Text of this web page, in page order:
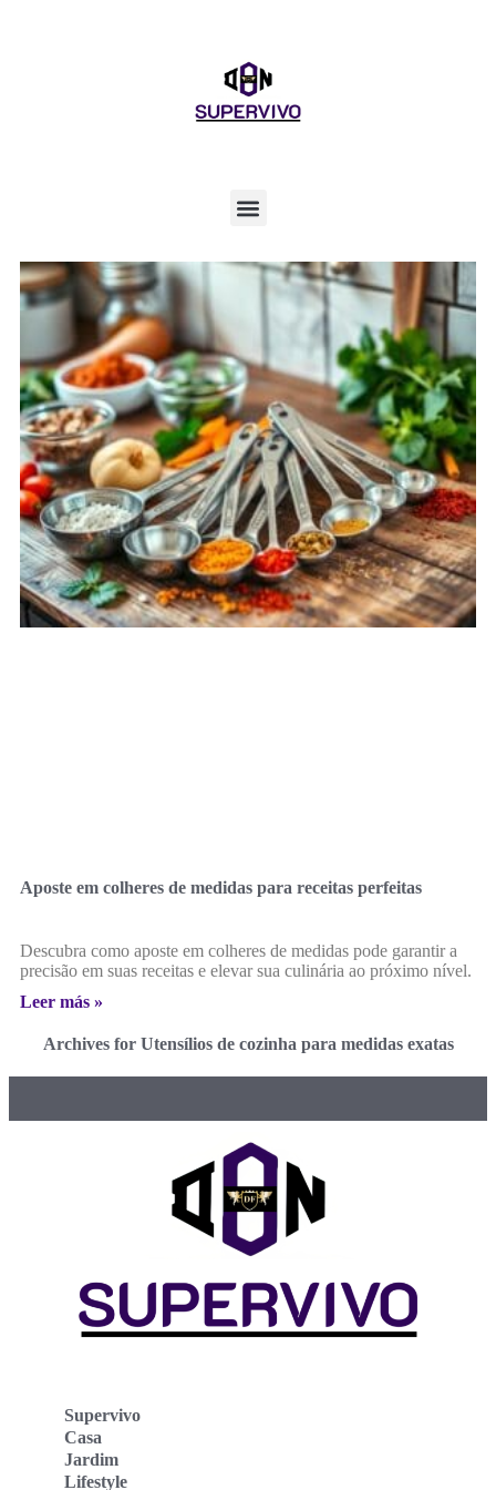
Aposte em colheres de medidas para receitas perfeitas
Descubra como aposte em colheres de medidas pode garantir a
precisão em suas receitas e elevar sua culinária ao próximo nível.
Leer más »
Archives for Utensílios de cozinha para medidas exatas
Supervivo
Casa
Jardim
Lifestyle